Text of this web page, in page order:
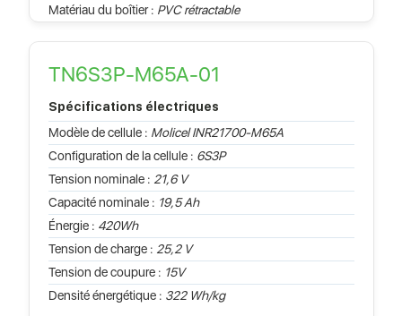
Matériau du boîtier : PVC rétractable
TN6S3P-M65A-01
Spécifications électriques
Modèle de cellule : Molicel INR21700-M65A
Configuration de la cellule : 6S3P
Tension nominale : 21,6 V
Capacité nominale : 19,5 Ah
Énergie : 420Wh
Tension de charge : 25,2 V
Tension de coupure : 15V
Densité énergétique : 322 Wh/kg